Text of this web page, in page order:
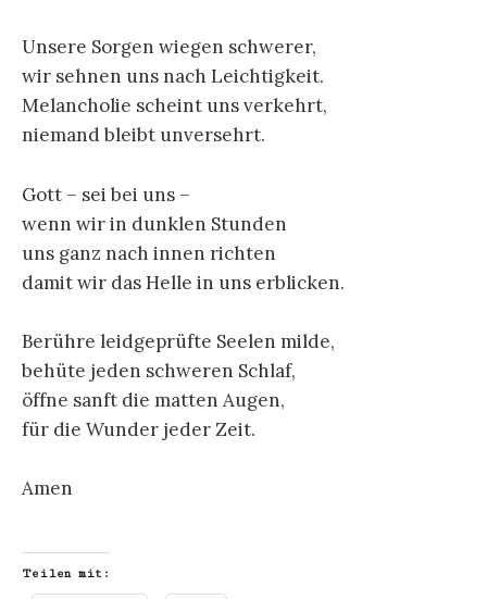
Unsere Sorgen wiegen schwerer,
wir sehnen uns nach Leichtigkeit.
Melancholie scheint uns verkehrt,
niemand bleibt unversehrt.
Gott – sei bei uns –
wenn wir in dunklen Stunden
uns ganz nach innen richten
damit wir das Helle in uns erblicken.
Berühre leidgeprüfte Seelen milde,
behüte jeden schweren Schlaf,
öffne sanft die matten Augen,
für die Wunder jeder Zeit.
Amen
Teilen mit: